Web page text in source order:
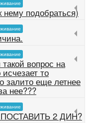
нему подобраться)
вопрос на
то
залито еще летнее
нее???
2 ДИН?